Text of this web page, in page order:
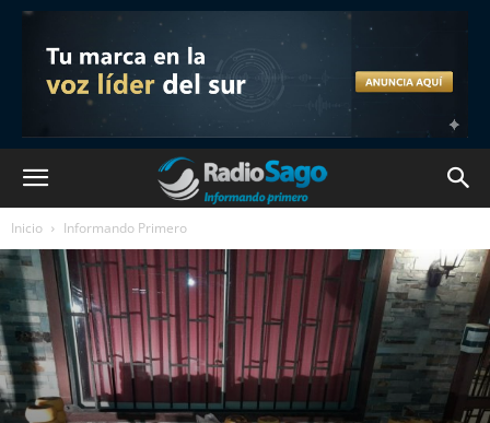
Inicio Informando Primero